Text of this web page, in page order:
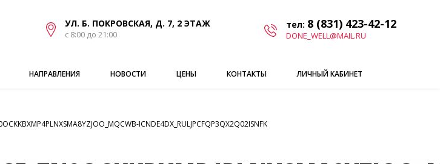
УЛ. Б. ПОКРОВСКАЯ, Д. 7, 2 ЭТАЖ
с 8:00 до 21:00
тел: 8 (831) 423-42-12
DONE_WELL@MAIL.RU
НАПРАВЛЕНИЯ НОВОСТИ ЦЕНЫ КОНТАКТЫ ЛИЧНЫЙ КАБИНЕТ
ICNDE4DX_RULJPCFQP3QX2Q02ISNFK